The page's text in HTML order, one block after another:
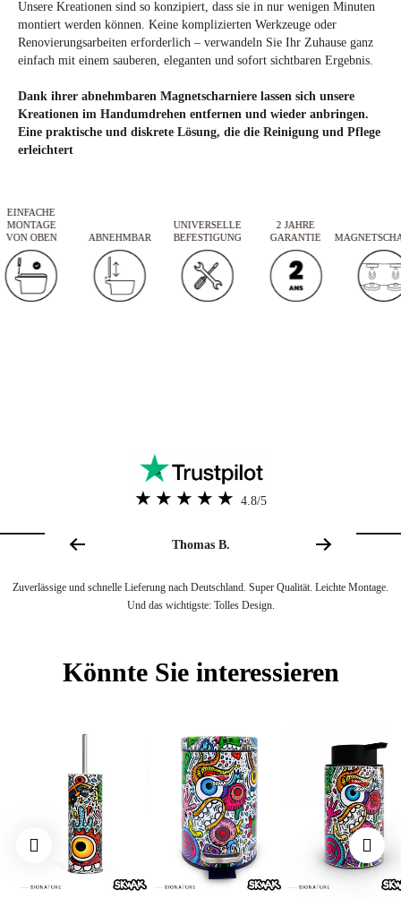
Mithilfe des Tutorials und der Anleitung ist die Montage extrem einfach und
schnell.
Anders als die meisten WC-Sitze auf dem Markt, sind die Modelle von
TohaaDesign auch auf der Unterseite bedruckt!
Eine Rückerstattung oder ein Umtausch ist nur möglich, wenn sich der WC-Sitz
in seiner ungeöffneten Plastikverpackung befindet, da es sich um ein
Sanitärprodukt handelt
LIEFERUNGEN
gewählter Lieferart innerhalb von 2 bis 5 Tagen.
ZAHLUNG
Bestellung ebenfalls per Überweisung. Kontaktieren Sie dafür einfach unseren
Kundenservice.
Unsere Kreationen sind so konzipiert, dass sie in nur wenigen Minuten
montiert werden können. Keine komplizierten Werkzeuge oder
Renovierungsarbeiten erforderlich – verwandeln Sie Ihr Zuhause ganz
einfach mit einem sauberen, eleganten und sofort sichtbaren Ergebnis.
Dank ihrer abnehmbaren Magnetscharniere lassen sich unsere
Kreationen im Handumdrehen entfernen und wieder anbringen.
Eine praktische und diskrete Lösung, die die Reinigung und Pflege
erleichtert
OBEN
ABNEHMBAR
UNIVERSELLE
BEFESTIGUNG
2 JAHRE
GARANTIE
4.8/5
Thomas B.
Zuverlässige und schnelle Lieferung nach Deutschland. Super Qualität. Leichte Montage.
Und das wichtigste: Tolles Design.
Könnte Sie interessieren